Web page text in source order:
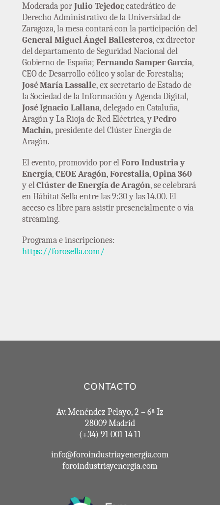
Moderada porJulio Tejedor, catedrático de
Derecho Administrativo de la Universidad de
Zaragoza, la mesa contará con la participación del
General Miguel Ángel Ballesteros, ex director
del departamento de Seguridad Nacional del
Gobierno de España; Fernando Samper García,
CEO de Desarrollo eólico y solar de Forestalia;
José María Lassalle, ex secretario de Estado de
la Sociedad de la Información y Agenda Digital,
José Ignacio Lallana, delegado en Cataluña,
Aragón y La Rioja de Red Eléctrica, yPedro
Machín,presidente del Clúster Energía de
Aragón.
El evento, promovido por elForo Industria y
Energía,CEOE Aragón,Forestalia,Opina 360
y elClúster de Energía de Aragón, se celebrará
en Hábitat Sella entre las 9:30 y las 14.00. El
acceso es libre para asistir presencialmente o vía
streaming.
Programa e inscripciones:
https://forosella.com/
CONTACTO
Av. Menéndez Pelayo, 2 – 6ª Iz
28009 Madrid
(+34) 91 001 14 11
info@foroindustriayenergia.com
foroindustriayenergia.com